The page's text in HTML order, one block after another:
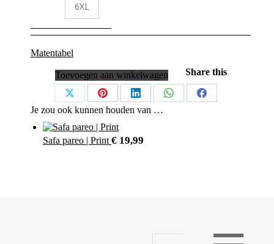
6XL
Matentabel
Toevoegen aan winkelwagen Share this
Share
X
Share
Pinterest
Share
LinkedIn
Share
Share
Je zou ook kunnen houden van …
Safa pareo | Print € 19,99